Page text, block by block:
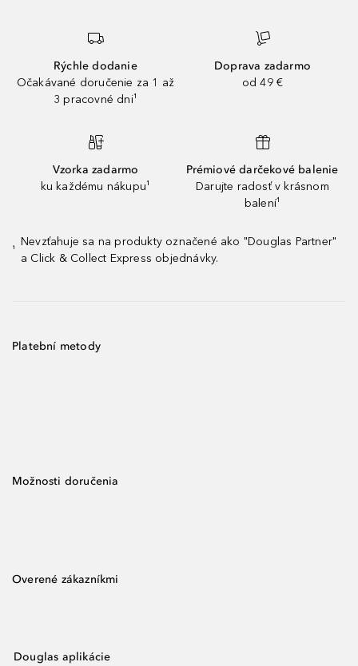
Rýchle dodanie
Očakávané doručenie za 1 až
3 pracovné dni¹
Doprava zadarmo
od 49 €
Vzorka zadarmo
ku každému nákupu¹
Prémiové darčekové balenie
Darujte radosť v krásnom
balení¹
¹
Nevzťahuje sa na produkty označené ako "Douglas Partner"
a Click & Collect Express objednávky.
Platební metody
Možnosti doručenia
Overené zákazníkmi
Douglas aplikácie